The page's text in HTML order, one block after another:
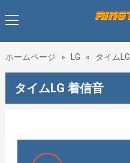
ホームページ » LG » タイムLG
タイムLG 着信音